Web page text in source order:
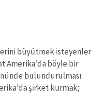
büyütmek isteyenler
Amerika’da böyle bir
bulundurulması
şirket kurmak;